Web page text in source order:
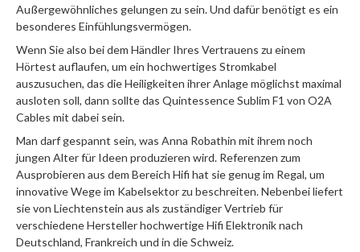
Außergewöhnliches gelungen zu sein. Und dafür benötigt es ein
besonderes Einfühlungsvermögen.
Wenn Sie also bei dem Händler Ihres Vertrauens zu einem
Hörtest auflaufen, um ein hochwertiges Stromkabel
auszusuchen, das die Heiligkeiten ihrer Anlage möglichst maximal
ausloten soll, dann sollte das Quintessence Sublim F1 von O2A
Cables mit dabei sein.
Man darf gespannt sein, was Anna Robathin mit ihrem noch
jungen Alter für Ideen produzieren wird. Referenzen zum
Ausprobieren aus dem Bereich Hifi hat sie genug im Regal, um
innovative Wege im Kabelsektor zu beschreiten. Nebenbei liefert
sie von Liechtenstein aus als zuständiger Vertrieb für
verschiedene Hersteller hochwertige Hifi Elektronik nach
Deutschland, Frankreich und in die Schweiz.